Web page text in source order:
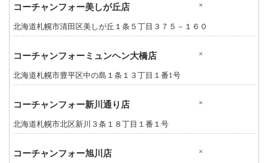
コーチャンフォー美しが丘店 ×
北海道札幌市清田区美しが丘１条５丁目３７５－１６０
コーチャンフォーミュンヘン大橋店 ×
北海道札幌市豊平区中の島１条１３丁目１番1号
コーチャンフォー新川通り店 ×
北海道札幌市北区新川３条１８丁目１番１号
コーチャンフォー旭川店 ×